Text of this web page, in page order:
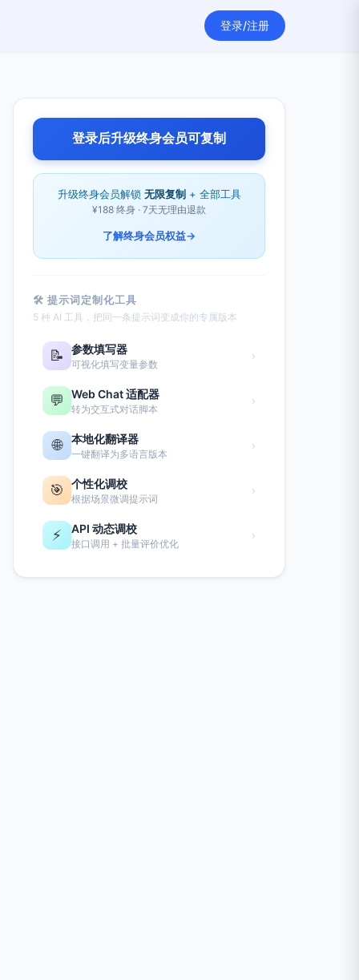
登录/注册
登录后升级终身会员可复制
升级终身会员解锁 无限复制 + 全部工具
¥188 终身 · 7天无理由退款
了解终身会员权益→
🛠 提示词定制化工具
5 种 AI 工具，把同一条提示词变成你的专属版本
📝 参数填写器
可视化填写变量参数
›
💬 Web Chat 适配器
转为交互式对话脚本
›
🌐 本地化翻译器
一键翻译为多语言版本
›
🎯 个性化调校
根据场景微调提示词
›
⚡ API 动态调校
接口调用 + 批量评价优化
›